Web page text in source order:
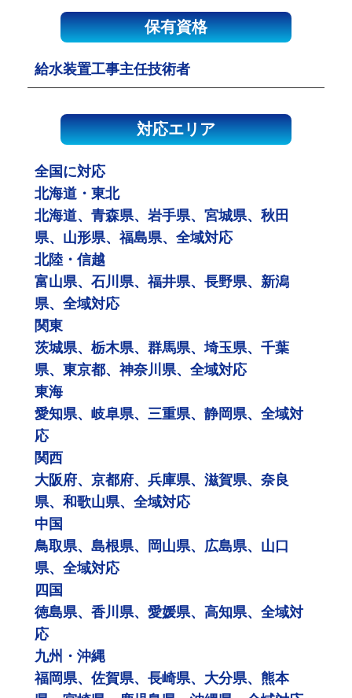
保有資格
給水装置工事主任技術者
対応エリア
全国に対応
北海道・東北
北海道、青森県、岩手県、宮城県、秋田
県、山形県、福島県、全域対応
北陸・信越
富山県、石川県、福井県、長野県、新潟
県、全域対応
関東
茨城県、栃木県、群馬県、埼玉県、千葉
県、東京都、神奈川県、全域対応
東海
愛知県、岐阜県、三重県、静岡県、全域対
応
関西
大阪府、京都府、兵庫県、滋賀県、奈良
県、和歌山県、全域対応
中国
鳥取県、島根県、岡山県、広島県、山口
県、全域対応
四国
徳島県、香川県、愛媛県、高知県、全域対
応
九州・沖縄
福岡県、佐賀県、長崎県、大分県、熊本